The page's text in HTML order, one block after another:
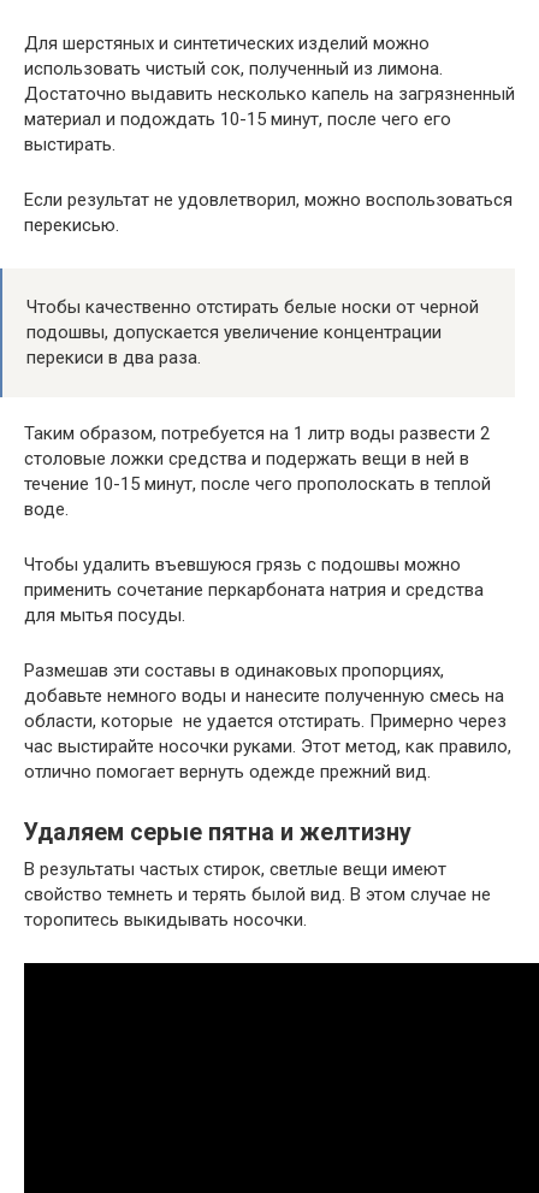
Для шерстяных и синтетических изделий можно
использовать чистый сок, полученный из лимона.
Достаточно выдавить несколько капель на загрязненный
материал и подождать 10-15 минут, после чего его
выстирать.
Если результат не удовлетворил, можно воспользоваться
перекисью.
Чтобы качественно отстирать белые носки от черной
подошвы, допускается увеличение концентрации
перекиси в два раза.
Таким образом, потребуется на 1 литр воды развести 2
столовые ложки средства и подержать вещи в ней в
течение 10-15 минут, после чего прополоскать в теплой
воде.
Чтобы удалить въевшуюся грязь с подошвы можно
применить сочетание перкарбоната натрия и средства
для мытья посуды.
Размешав эти составы в одинаковых пропорциях,
добавьте немного воды и нанесите полученную смесь на
области, которые не удается отстирать. Примерно через
час выстирайте носочки руками. Этот метод, как правило,
отлично помогает вернуть одежде прежний вид.
Удаляем серые пятна и желтизну
В результаты частых стирок, светлые вещи имеют
свойство темнеть и терять былой вид. В этом случае не
торопитесь выкидывать носочки.